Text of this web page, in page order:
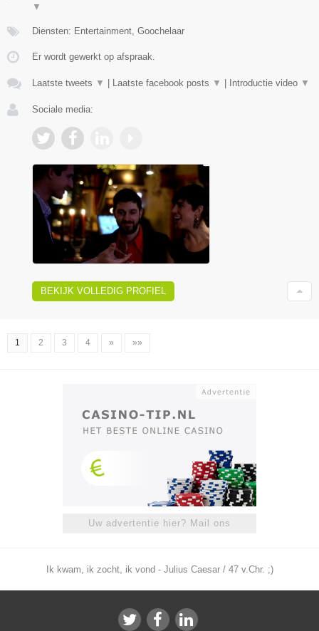
▼
Diensten: Entertainment, Goochelaar
Er wordt gewerkt op afspraak.
Laatste tweets ▼ Laatste facebook posts ▼ Introductie video ▼
Sociale media:
BEKIJK VOLLEDIG PROFIEL
1 2 3 4 » »»
Uw advertentie hier? Mail ons
Ik kwam, ik zocht, ik vond - Julius Caesar / 47 v.Chr. ;)